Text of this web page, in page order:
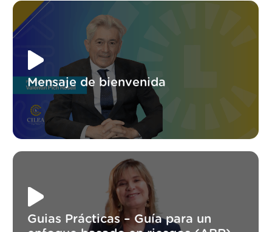
Mensaje de bienvenida
Guias Prácticas – Guía para un